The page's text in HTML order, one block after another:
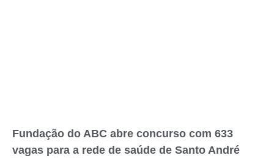
Fundação do ABC abre concurso com 633
vagas para a rede de saúde de Santo André